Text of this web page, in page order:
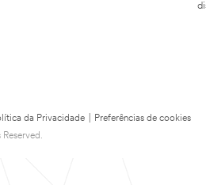
da Privacidade
Preferências de cookies